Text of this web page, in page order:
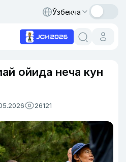
Ўзбекча
ойида неча кун
26121